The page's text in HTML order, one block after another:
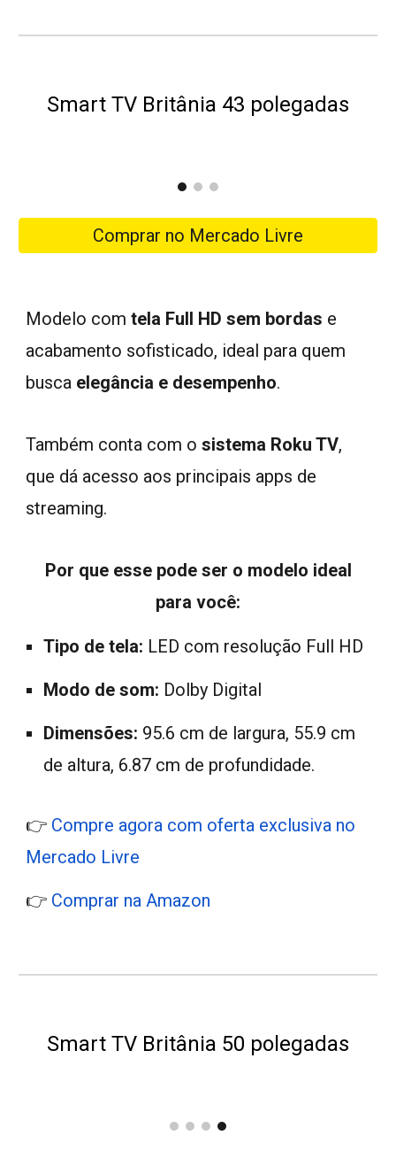
Smart TV Britânia 43 polegadas
Comprar no Mercado Livre
Modelo comtela Full HD sem bordas e
acabamento sofisticado, ideal para quem
busca elegância e desempenho.
Também conta com osistema Roku TV,
que dá acesso aos principais apps de
streaming.
Por que esse pode ser o modelo ideal
para você:
Tipo de tela: LED com resolução Full HD
Modo de som: Dolby Digital
Dimensões: 95.6 cm de largura, 55.9 cm
de altura, 6.87 cm de profundidade.
👉 Compre agora com oferta exclusiva no
Mercado Livre
👉 Comprar na Amazon
Smart TV Britânia 50 polegadas